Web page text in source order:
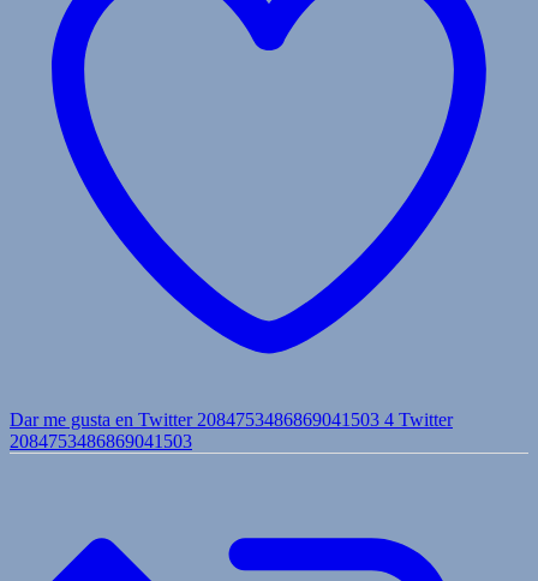
Dar me gusta en Twitter 2084753486869041503 4 Twitter
2084753486869041503